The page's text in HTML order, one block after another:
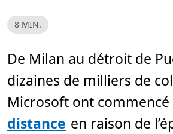
T
e
s
d
l
e
c
r
e
8 MIN.
De Milan au détroit de
dizaines de milliers de
Microsoft ont commencé
distance en raison de